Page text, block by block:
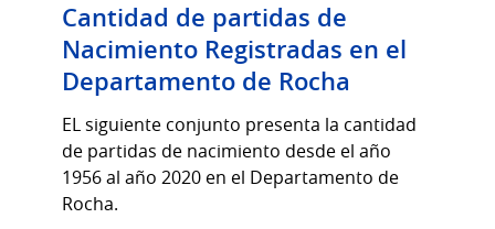
Cantidad de partidas de
Nacimiento Registradas en el
Departamento de Rocha
EL siguiente conjunto presenta la cantidad
de partidas de nacimiento desde el año
1956 al año 2020 en el Departamento de
Rocha.